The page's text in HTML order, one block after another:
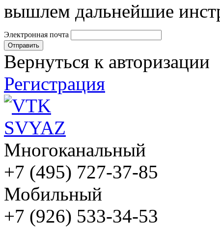
вышлем дальнейшие
Электронная почта
Вернуться к авторизации
Регистрация
Многоканальный
+7 (495) 727-37-85
Мобильный
+7 (926) 533-34-53